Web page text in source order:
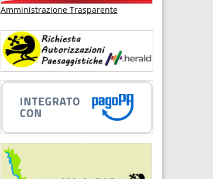
Amministrazione Trasparente